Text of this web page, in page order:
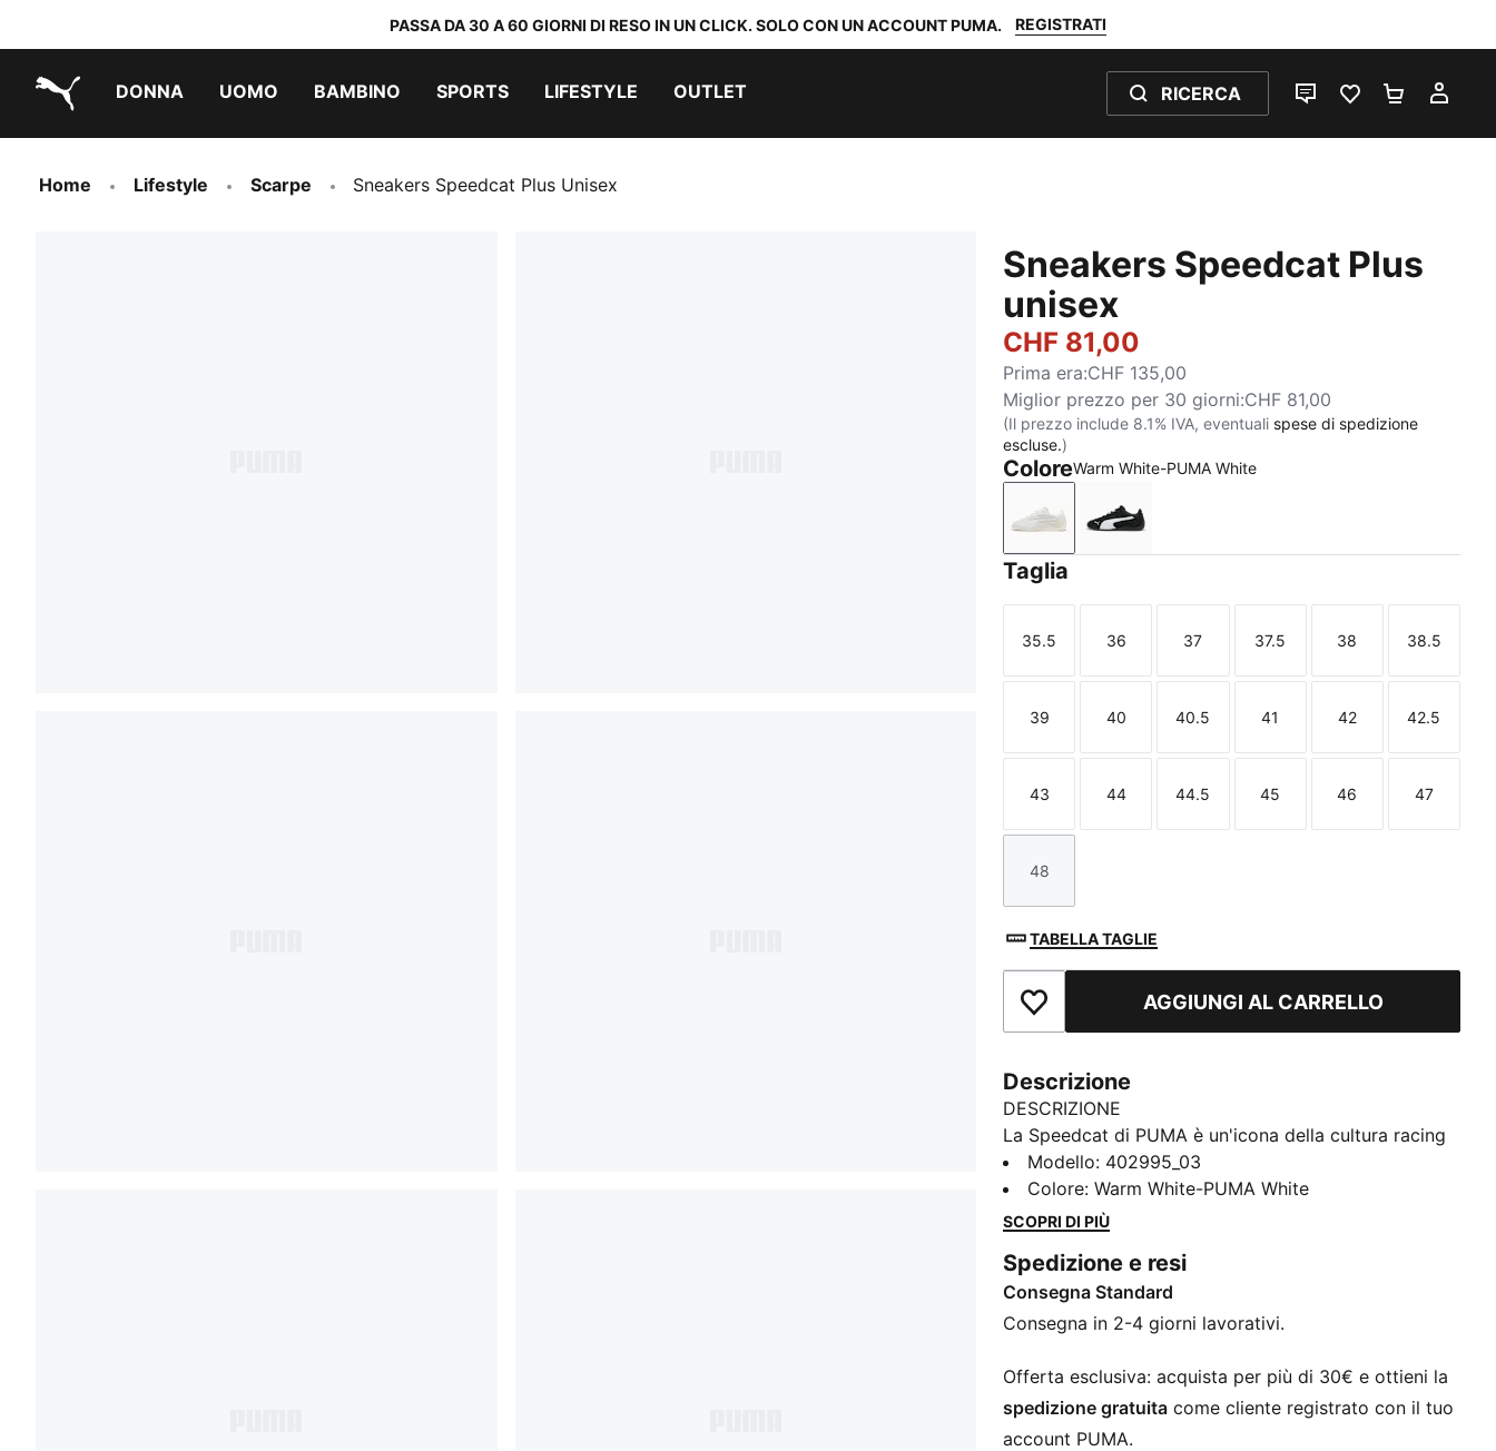
PASSA DA 30 A 60 GIORNI DI RESO IN UN CLICK. SOLO CON UN ACCOUNT PUMA. REGISTRATI
DONNA UOMO BAMBINO SPORTS LIFESTYLE OUTLET RICERCA
CHAT PREFERITI 0
Home Lifestyle Scarpe Sneakers Speedcat Plus Unisex
Sneakers Speedcat Plus
unisex
CHF 81,00
Prima era:CHF 135,00
Miglior prezzo per 30 giorni:CHF 81,00
(Il prezzo include 8.1% IVA, eventuali spese di spedizione
escluse.)
ColoreWarm White-PUMA White
Warm White-PUMA White
PUMA Black-PUMA White
Taglia
Taglia
35.5
Taglia
36
Taglia
37
Taglia
37.5
Taglia
38
Taglia
38.5
Taglia
39
Taglia
40
Taglia
40.5
Taglia
41
Taglia
42
Taglia
42.5
Taglia
43
Taglia
44
Taglia
44.5
Taglia
45
Taglia
46
Taglia
47
Taglia
48
TABELLA TAGLIE
Aggiungi ai PreferitiAGGIUNGI AL CARRELLO
Descrizione
DESCRIZIONE
La Speedcat di PUMA è un'icona della cultura racing
e dello streetstyle da ormai decenni. Nata per
dominare il mondo delle corse, ha ridefinito lo street
style con il suo design essenziale e audace. Oggi
di ogni generazione.
DETTAGLI
Larghezza: Regolare
Fibbia: Lacci
Tomaia in tessuto mesh con rivestimenti in nabuk
Tipo di tacco: Tacco piatto
Modello: 402995_03
Colore:Warm White-PUMA White
SCOPRI DI PIÙ
Spedizione e resi
Consegna Standard
Consegna in 2-4 giorni lavorativi.
Offerta esclusiva: acquista per più di 30€ e ottieni la
spedizione gratuita come cliente registrato con il tuo
account PUMA.